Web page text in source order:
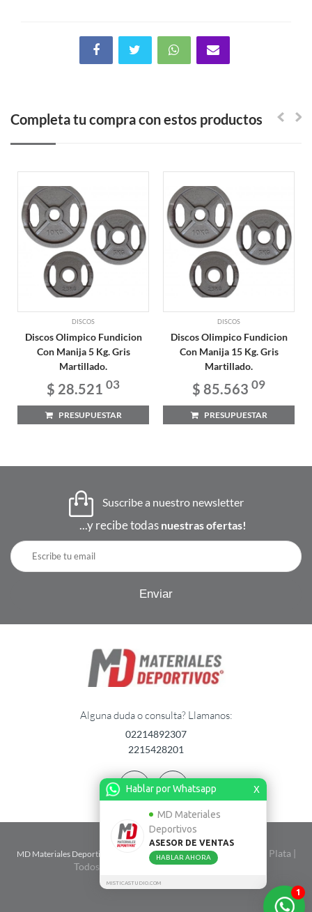
1
Hablar por Whatsapp X
MD Materiales
Deportivos
ASESOR DE VENTAS
HABLAR AHORA
MISTICASTUDIO.COM
Completa tu compra con estos productos
DISCOS
Discos Olimpico Fundicion
Con Manija 5 Kg. Gris
Martillado.
$ 28.521 03
PRESUPUESTAR
DISCOS
Discos Olimpico Fundicion
Con Manija 15 Kg. Gris
Martillado.
$ 85.563 09
PRESUPUESTAR
Suscribe a nuestro newsletter
...y recibe todas nuestras ofertas!
Alguna duda o consulta? Llamanos:
02214892307
2215428201
MD Materiales Deportivos
| Calle 2 n� 1724 entre 67 y 68 - La Plata |
Todos Los Derechos Reservados. 2026